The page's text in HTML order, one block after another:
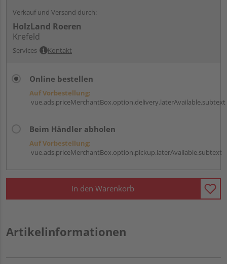
Verkauf und Versand durch:
HolzLand Roeren
Krefeld
Services Kontakt
Online bestellen
Auf Vorbestellung:
vue.ads.priceMerchantBox.option.delivery.laterAvailable.subtext
Beim Händler abholen
Auf Vorbestellung:
vue.ads.priceMerchantBox.option.pickup.laterAvailable.subtext
In den Warenkorb
Artikelinformationen